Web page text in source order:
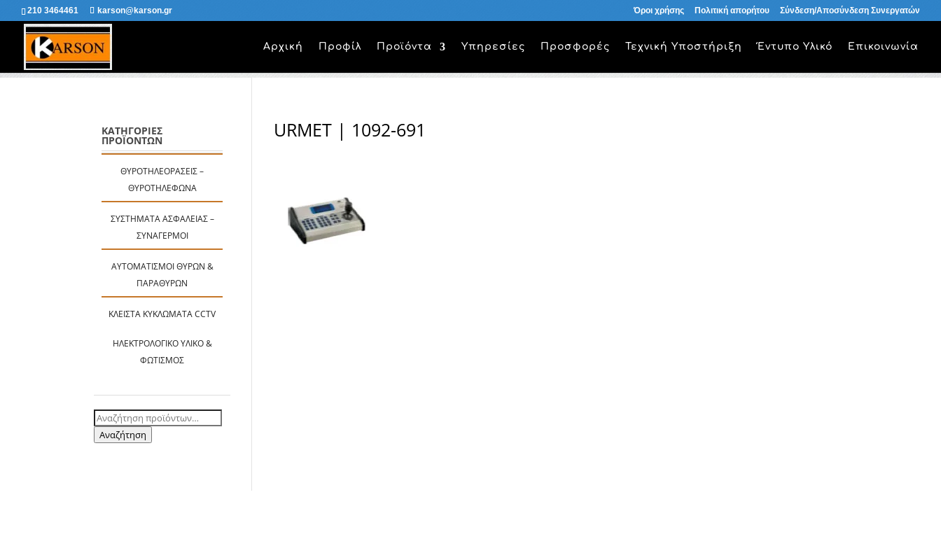
210 3464461 karson@karson.gr Όροι χρήσης Πολιτική απορήτου Σύνδεση/Αποσύνδεση Συνεργατών
Αρχική Προφίλ Προϊόντα Υπηρεσίες Προσφορές Τεχνική Υποστήριξη Έντυπο Υλικό Επικοινωνία
URMET | 1092-691
ΚΑΤΗΓΟΡΙΕΣ
ΠΡΟΪΟΝΤΩΝ
ΘΥΡΟΤΗΛΕΟΡΆΣΕΙΣ –
ΘΥΡΟΤΗΛΈΦΩΝΑ
ΣΥΣΤΉΜΑΤΑ ΑΣΦΑΛΕΊΑΣ –
ΣΥΝΑΓΕΡΜΟΊ
ΑΥΤΟΜΑΤΙΣΜΟΊ ΘΥΡΏΝ &
ΠΑΡΑΘΎΡΩΝ
ΚΛΕΙΣΤΆ ΚΥΚΛΏΜΑΤΑ CCTV
ΗΛΕΚΤΡΟΛΟΓΙΚΌ ΥΛΙΚΌ &
ΦΩΤΙΣΜΌΣ
Αναζήτηση
για:
Αναζήτηση